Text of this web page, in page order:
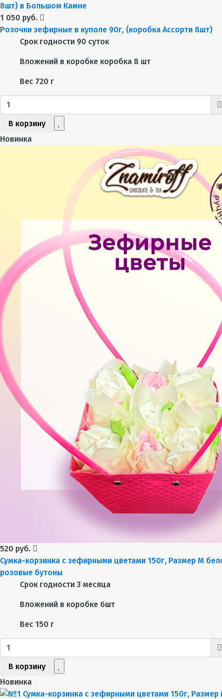
1 050 руб.
Розочки зефирные в куполе 90г, (коробка Ассорти 8шт)
Срок годности 90 суток
Вложений в коробке коробка 8 шт
Вес 720 г
В корзину
Новинка
520 руб.
Сумка-корзинка с зефирными цветами 150г, Размер М
розовые бутоны
Срок годности 3 месяца
Вложений в коробке 6шт
Вес 150 г
В корзину
Новинка